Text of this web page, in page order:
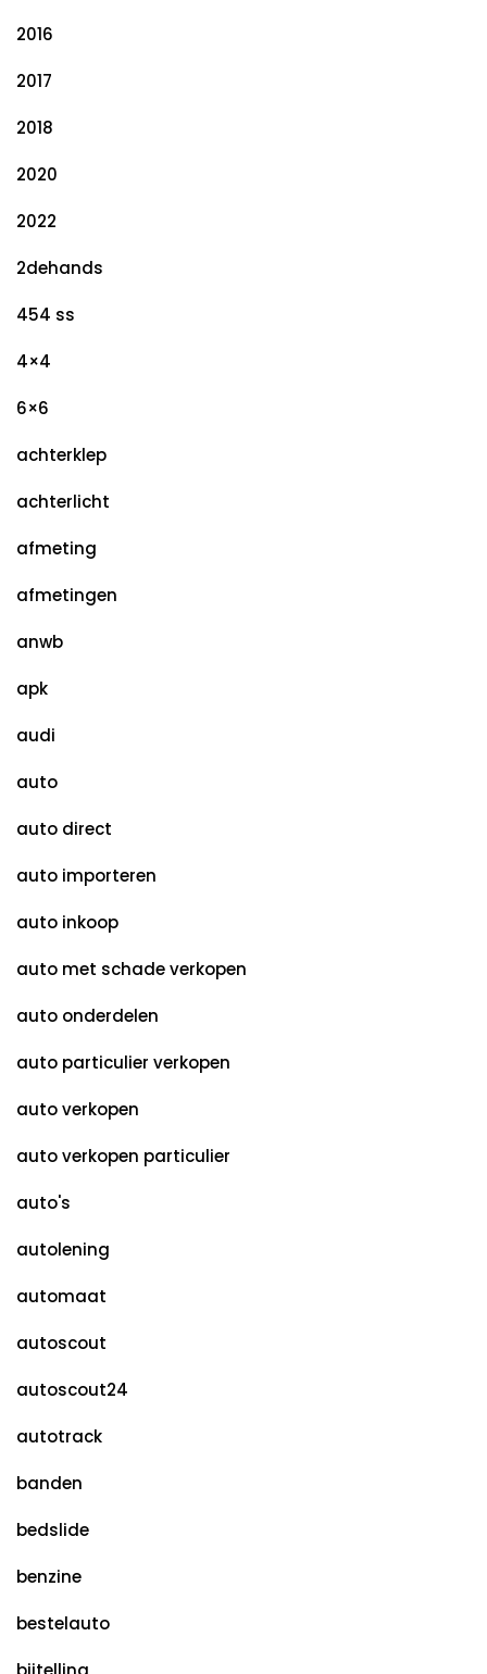
2016
2017
2018
2020
2022
2dehands
454 ss
4×4
6×6
achterklep
achterlicht
afmeting
afmetingen
anwb
apk
audi
auto
auto direct
auto importeren
auto inkoop
auto met schade verkopen
auto onderdelen
auto particulier verkopen
auto verkopen
auto verkopen particulier
auto's
autolening
automaat
autoscout
autoscout24
autotrack
banden
bedslide
benzine
bestelauto